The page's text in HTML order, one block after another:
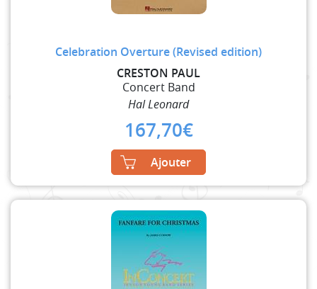
Celebration Overture (Revised edition)
CRESTON PAUL
Concert Band
Hal Leonard
167,70€
Ajouter